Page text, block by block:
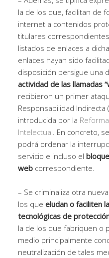
la de los que, facilitan de
internet a contenidos
titulares
listados de enlaces a
enlaces hayan sido
disposición persigue una
actividad de las llamadas
recibieron un primer
Responsabilidad Indirecta (
introducida por la
Intelectual. En concreto,
podrá ordenar la
servicio e incluso el
web correspondiente.
– Se criminaliza otra
los que eludan o faciliten
tecnológicas de
la de los que fabriquen o
medio principalmente
neutralización de tales